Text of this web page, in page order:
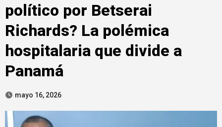
político por Betserai
Richards? La polémica
hospitalaria que divide a
Panamá
mayo 16, 2026